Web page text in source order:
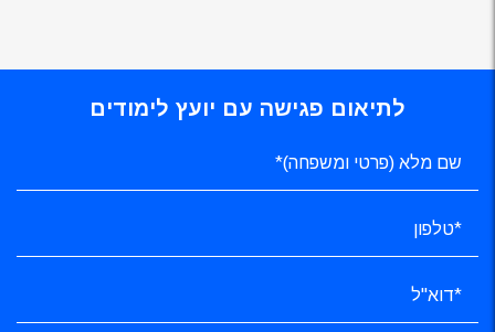
לתיאום פגישה עם יועץ לימודים